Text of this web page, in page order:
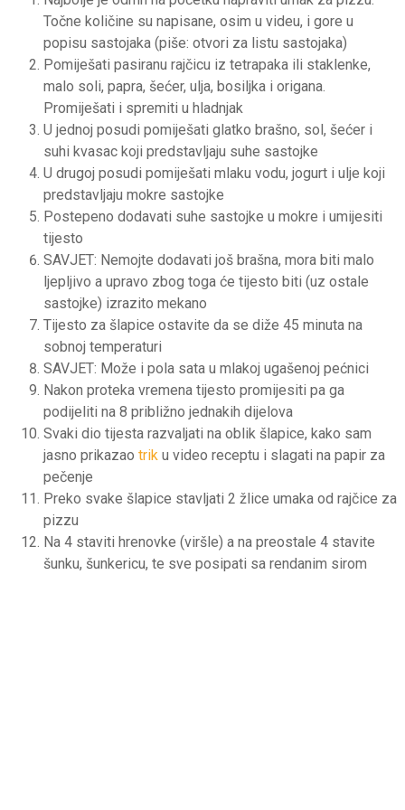
Točne količine su napisane, osim u videu, i gore u
popisu sastojaka (piše: otvori za listu sastojaka)
Pomiješati pasiranu rajčicu iz tetrapaka ili staklenke,
malo soli, papra, šećer, ulja, bosiljka i origana.
Promiješati i spremiti u hladnjak
U jednoj posudi pomiješati glatko brašno, sol, šećer i
suhi kvasac koji predstavljaju suhe sastojke
U drugoj posudi pomiješati mlaku vodu, jogurt i ulje koji
predstavljaju mokre sastojke
Postepeno dodavati suhe sastojke u mokre i umijesiti
tijesto
SAVJET: Nemojte dodavati još brašna, mora biti malo
ljepljivo a upravo zbog toga će tijesto biti (uz ostale
sastojke) izrazito mekano
Tijesto za šlapice ostavite da se diže 45 minuta na
sobnoj temperaturi
SAVJET: Može i pola sata u mlakoj ugašenoj pećnici
Nakon proteka vremena tijesto promijesiti pa ga
podijeliti na 8 približno jednakih dijelova
Svaki dio tijesta razvaljati na oblik šlapice, kako sam
jasno prikazao trik u video receptu i slagati na papir za
pečenje
Preko svake šlapice stavljati 2 žlice umaka od rajčice za
pizzu
Na 4 staviti hrenovke (viršle) a na preostale 4 stavite
šunku, šunkericu, te sve posipati sa rendanim sirom